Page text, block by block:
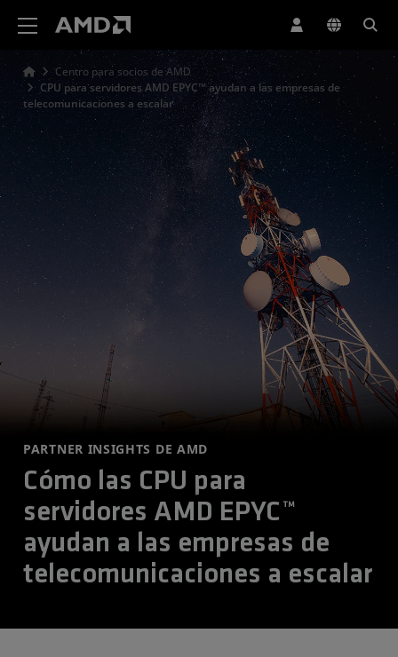
Centro para socios de AMD
CPU para servidores AMD EPYC™ ayudan a las empresas de
telecomunicaciones a escalar
PARTNER INSIGHTS DE AMD
Cómo las CPU para
servidores AMD EPYC™
ayudan a las empresas de
telecomunicaciones a escalar